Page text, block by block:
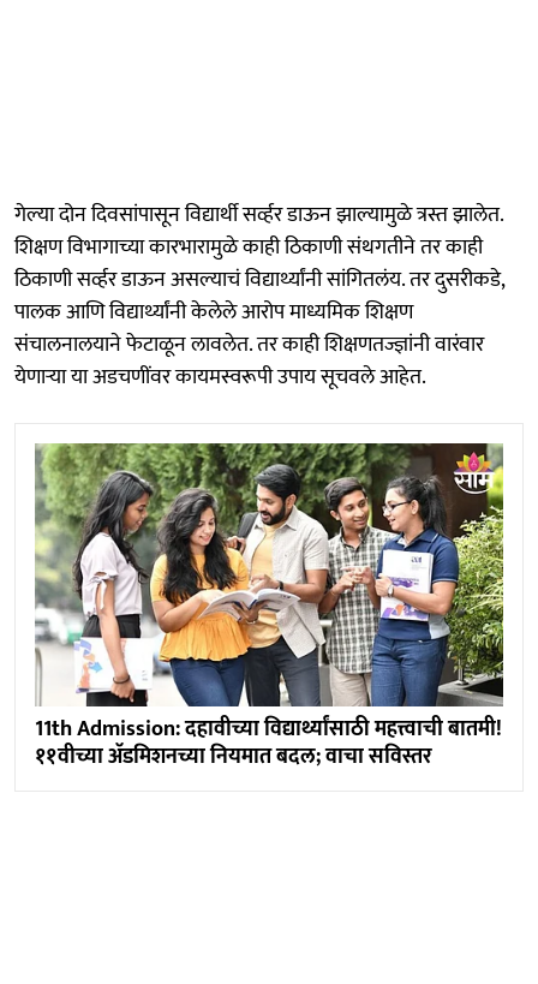
गेल्या दोन दिवसांपासून विद्यार्थी सर्व्हर डाऊन झाल्यामुळे त्रस्त झालेत.
शिक्षण विभागाच्या कारभारामुळे काही ठिकाणी संथगतीने तर काही
ठिकाणी सर्व्हर डाऊन असल्याचं विद्यार्थ्यांनी सांगितलंय. तर दुसरीकडे,
पालक आणि विद्यार्थ्यांनी केलेले आरोप माध्यमिक शिक्षण
संचालनालयाने फेटाळून लावलेत. तर काही शिक्षणतज्ज्ञांनी वारंवार
येणाऱ्या या अडचणींवर कायमस्वरूपी उपाय सूचवले आहेत.
11th Admission: दहावीच्या विद्यार्थ्यांसाठी महत्त्वाची बातमी!
११वीच्या अ‍ॅडमिशनच्या नियमात बदल; वाचा सविस्तर